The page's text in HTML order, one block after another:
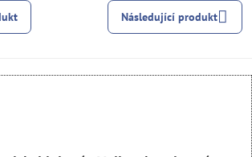
Následující produkt